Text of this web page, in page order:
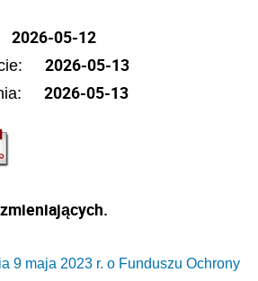
2026-05-12
2026-05-13
2026-05-13
9 maja 2023 r. o Funduszu Ochrony